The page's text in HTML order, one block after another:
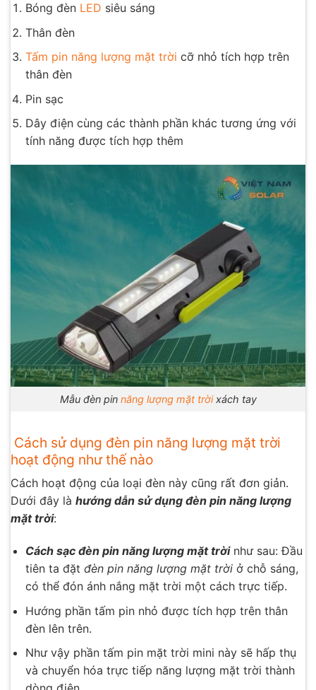
Bóng đèn LED siêu sáng
Thân đèn
Tấm pin năng lượng mặt trời cỡ nhỏ tích hợp trên
thân đèn
Pin sạc
Dây điện cùng các thành phần khác tương ứng với
tính năng được tích hợp thêm
Mẫu đèn pin năng lượng mặt trờixách tay
Cách sử dụng đèn pin năng lượng mặt trời
hoạt động như thế nào
Cách hoạt động của loại đèn này cũng rất đơn giản.
Dưới đây là hướng dẫn sử dụng đèn pin năng lượng
mặt trời:
Cách sạc đèn pin năng lượng mặt trờinhư sau: Đầu
tiên ta đặt đèn pin năng lượng mặt trờiở chỗ sáng,
có thể đón ánh nắng mặt trời một cách trực tiếp.
Hướng phần tấm pin nhỏ được tích hợp trên thân
đèn lên trên.
Như vậy phần tấm pin mặt trời mini này sẽ hấp thụ
và chuyển hóa trực tiếp năng lượng mặt trời thành